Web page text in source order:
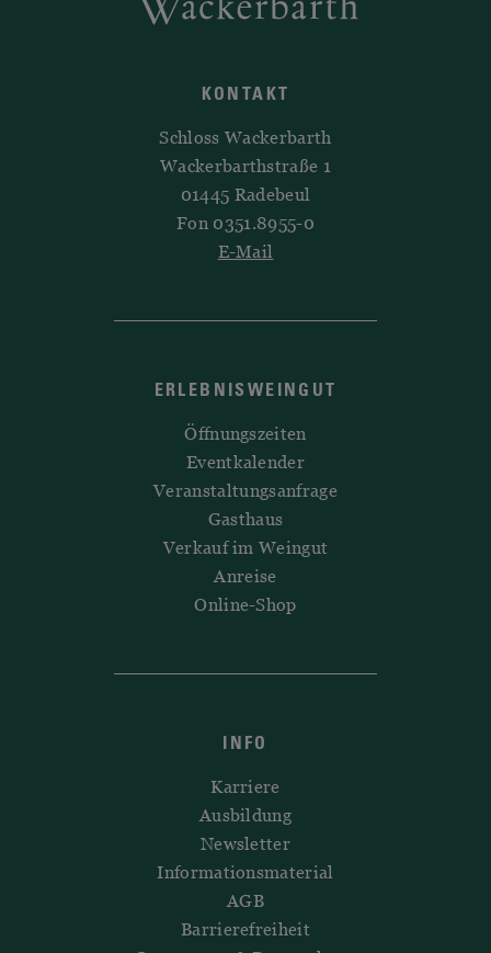
KONTAKT
Schloss Wackerbarth
Wackerbarthstraße 1
01445 Radebeul
Fon 0351.8955-0
E-Mail
ERLEBNISWEINGUT
Öffnungszeiten
Eventkalender
Veranstaltungsanfrage
Gasthaus
Verkauf im Weingut
Anreise
Online-Shop
INFO
Karriere
Ausbildung
Newsletter
Informationsmaterial
AGB
Barrierefreiheit